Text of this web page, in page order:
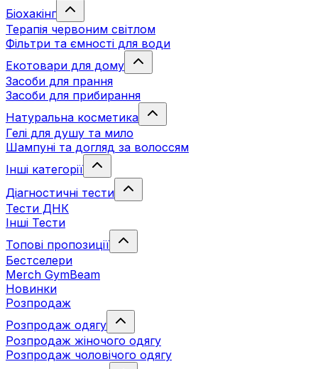
Біохакінг
Терапія червоним світлом
Фільтри та ємності для води
Екотовари для дому
Засоби для прання
Засоби для прибирання
Натуральна косметика
Гелі для душу та мило
Шампуні та догляд за волоссям
Інші категорії
Діагностичні тести
Тести ДНК
Інші Тести
Топові пропозиції
Бестселери
Merch GymBeam
Новинки
Розпродаж
Розпродаж одягу
Розпродаж жіночого одягу
Розпродаж чоловічого одягу